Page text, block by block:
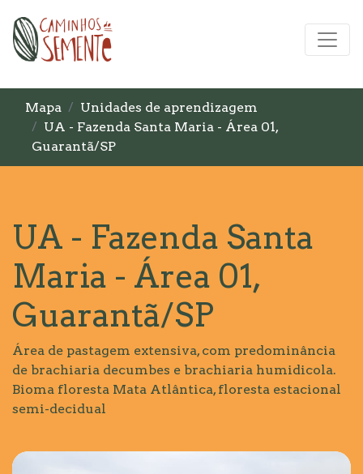
Mapa
Unidades de aprendizagem
UA - Fazenda Santa Maria - Área 01,
Guarantã/SP
UA - Fazenda Santa
Maria - Área 01,
Guarantã/SP
Área de pastagem extensiva, com predominância
de brachiaria decumbes e brachiaria humidicola.
Bioma floresta Mata Atlântica, floresta estacional
semi-decidual